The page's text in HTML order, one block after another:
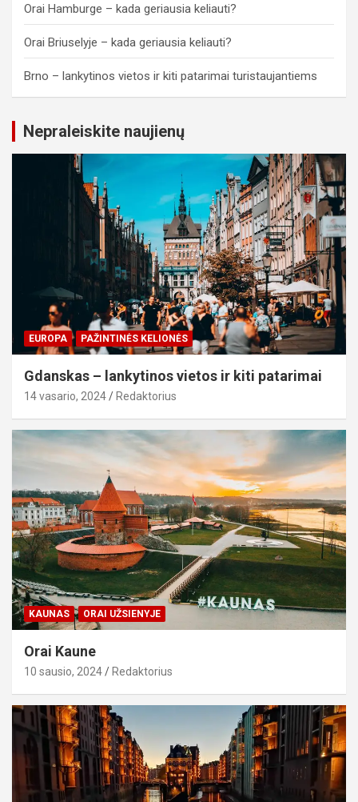
Orai Hamburge – kada geriausia keliauti?
Orai Briuselyje – kada geriausia keliauti?
Brno – lankytinos vietos ir kiti patarimai turistaujantiems
Nepraleiskite naujienų
EUROPA PAŽINTINĖS KELIONĖS
Gdanskas – lankytinos vietos ir kiti patarimai
14 vasario, 2024 Redaktorius
KAUNAS ORAI UŽSIENYJE
Orai Kaune
10 sausio, 2024 Redaktorius